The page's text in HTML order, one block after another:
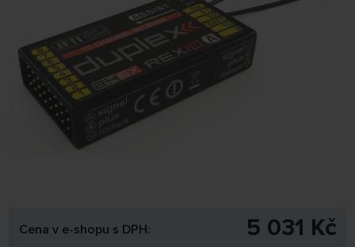
Cena v e-shopu s DPH: 5 031 Kč